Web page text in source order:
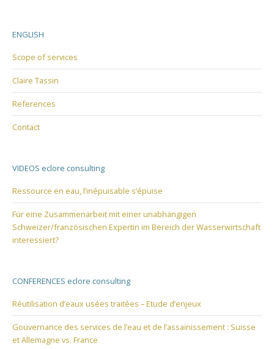
ENGLISH
Scope of services
Claire Tassin
References
Contact
VIDEOS eclore consulting
Ressource en eau, l’inépuisable s’épuise
Für eine Zusammenarbeit mit einer unabhängigen
Schweizer/französischen Expertin im Bereich der Wasserwirtschaft
interessiert?
CONFERENCES eclore consulting
Réutilisation d’eaux usées traitées – Etude d’enjeux
Gouvernance des services de l’eau et de l’assainissement : Suisse
et Allemagne vs. France